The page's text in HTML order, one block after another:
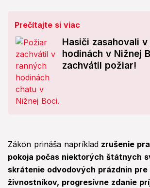
Prečítajte si viac
Hasiči zasahovali
hodinách v Nižnej
zachvátil požiar!
Zákon prináša napríklad zrušenie
pokoja počas niektorých štátnych
skrátenie odvodových prázdnin pre
živnostníkov, progresívne zdanie